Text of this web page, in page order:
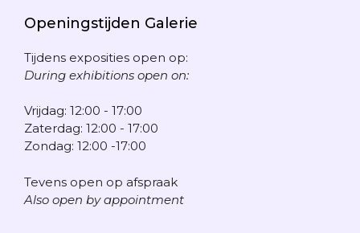
Openingstijden Galerie
Tijdens exposities open op:
During exhibitions open on:
Vrijdag: 12:00 - 17:00
Zaterdag: 12:00 - 17:00
Zondag: 12:00 -17:00
Tevens open op afspraak
Also open by appointment